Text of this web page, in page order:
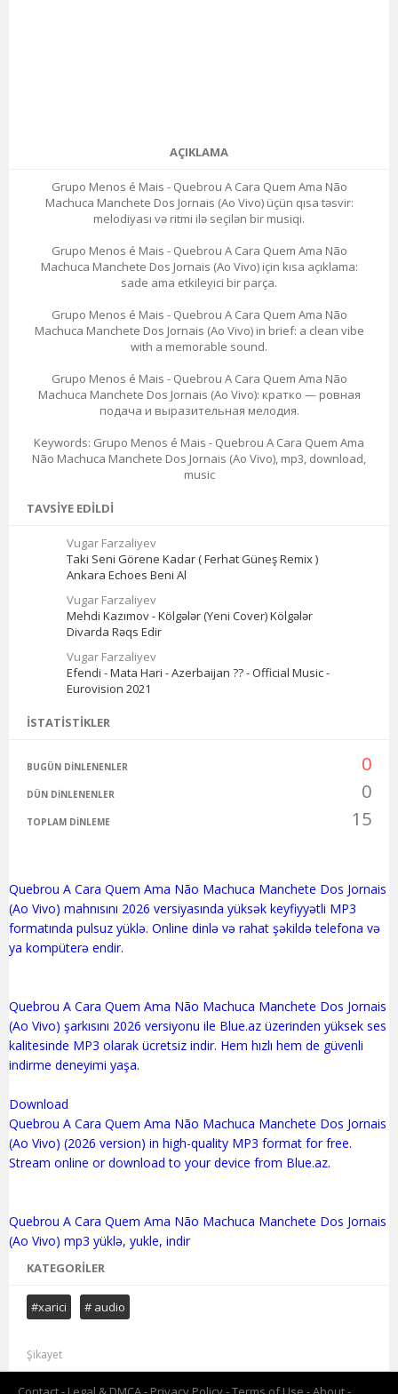
AÇIKLAMA
Grupo Menos é Mais - Quebrou A Cara Quem Ama Não
Machuca Manchete Dos Jornais (Ao Vivo) üçün qısa təsvir:
melodiyası və ritmi ilə seçilən bir musiqi.
Grupo Menos é Mais - Quebrou A Cara Quem Ama Não
Machuca Manchete Dos Jornais (Ao Vivo) için kısa açıklama:
sade ama etkileyici bir parça.
Grupo Menos é Mais - Quebrou A Cara Quem Ama Não
Machuca Manchete Dos Jornais (Ao Vivo) in brief: a clean vibe
with a memorable sound.
Grupo Menos é Mais - Quebrou A Cara Quem Ama Não
Machuca Manchete Dos Jornais (Ao Vivo): кратко — ровная
подача и выразительная мелодия.
Keywords: Grupo Menos é Mais - Quebrou A Cara Quem Ama
Não Machuca Manchete Dos Jornais (Ao Vivo), mp3, download,
music
TAVSIYE EDILDI
Vugar Farzaliyev
Taki Seni Görene Kadar ( Ferhat Güneş Remix )
Ankara Echoes Beni Al
Vugar Farzaliyev
Mehdi Kazımov - Kölgələr (Yeni Cover) Kölgələr
Divarda Rəqs Edir
Vugar Farzaliyev
Efendi - Mata Hari - Azerbaijan ?? - Official Music -
Eurovision 2021
İSTATISTIKLER
BUGÜN DINLENENLER 0
DÜN DINLENENLER 0
TOPLAM DINLEME 15
Quebrou A Cara Quem Ama Não Machuca Manchete Dos Jornais
(Ao Vivo) mahnısını 2026 versiyasında yüksək keyfiyyətli MP3
formatında pulsuz yüklə. Online dinlə və rahat şəkildə telefona və
ya kompüterə endir.
Quebrou A Cara Quem Ama Não Machuca Manchete Dos Jornais
(Ao Vivo) şarkısını 2026 versiyonu ile Blue.az üzerinden yüksek ses
kalitesinde MP3 olarak ücretsiz indir. Hem hızlı hem de güvenli
indirme deneyimi yaşa.
Download
Quebrou A Cara Quem Ama Não Machuca Manchete Dos Jornais
(Ao Vivo) (2026 version) in high-quality MP3 format for free.
Stream online or download to your device from Blue.az.
Quebrou A Cara Quem Ama Não Machuca Manchete Dos Jornais
KATEGORILER
#xarici # audio
Şikayet